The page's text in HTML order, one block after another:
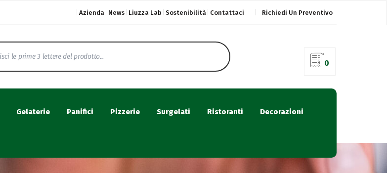
Azienda News Liuzza Lab Sostenibilità Contattaci Richiedi Un Preventivo
0
Gelaterie Panifici Pizzerie Surgelati Ristoranti Decorazioni